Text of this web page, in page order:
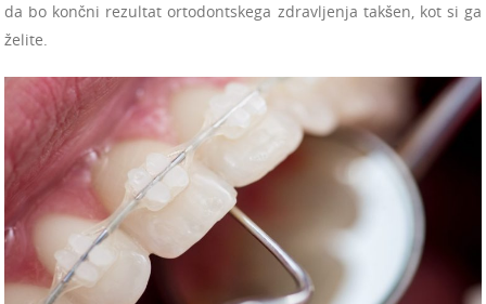
da bo končni rezultat ortodontskega zdravljenja takšen, kot si ga
želite.